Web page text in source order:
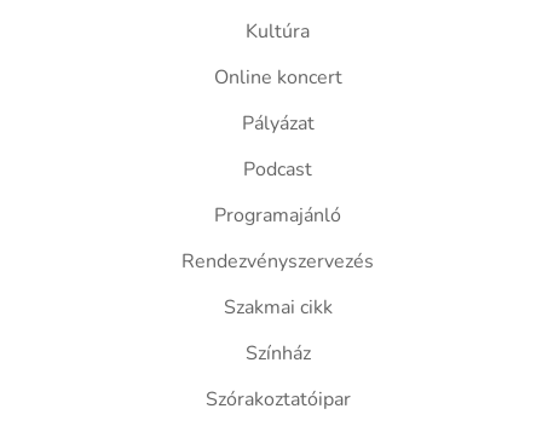
Kultúra
Online koncert
Pályázat
Podcast
Programajánló
Rendezvényszervezés
Szakmai cikk
Színház
Szórakoztatóipar